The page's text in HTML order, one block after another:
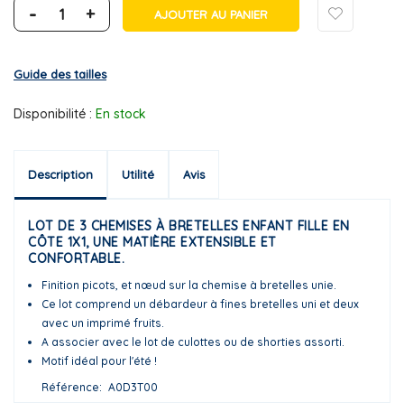
- + AJOUTER AU PANIER
Guide des tailles
Disponibilité : En stock
Description Utilité Avis
LOT DE 3 CHEMISES À BRETELLES ENFANT FILLE EN
CÔTE 1X1, UNE MATIÈRE EXTENSIBLE ET
CONFORTABLE.
Finition picots, et nœud sur la chemise à bretelles unie.
Ce lot comprend un débardeur à fines bretelles uni et deux
avec un imprimé fruits.
A associer avec le lot de culottes ou de shorties assorti.
Motif idéal pour l'été !
Référence
A0D3T00